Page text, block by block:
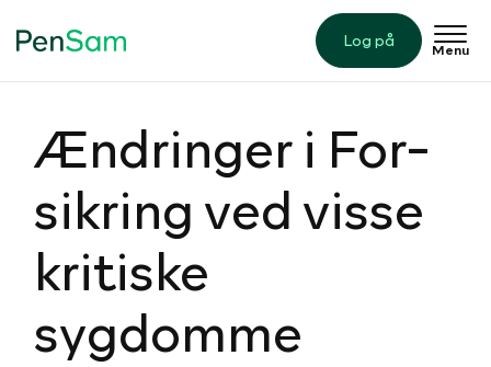
Log på Menu
Ændringer i For­
sik­ring ved visse
kritiske
sygdomme